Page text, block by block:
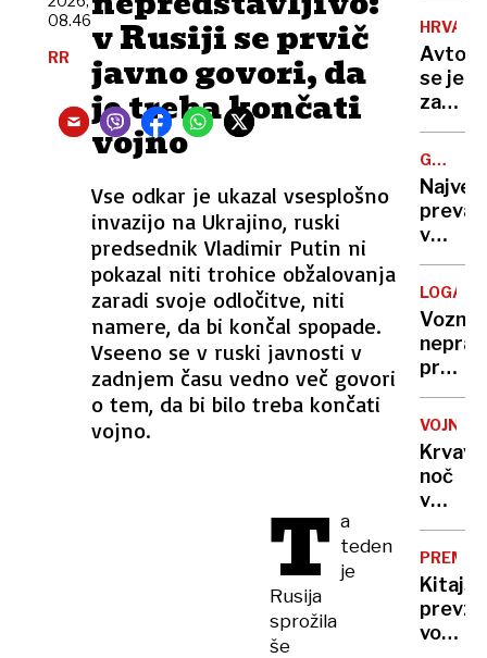
v Rusiji se prvič
javno govori, da
je treba končati
vojno
Vse odkar je ukazal vsesplošno
invazijo na Ukrajino, ruski
predsednik Vladimir Putin ni
pokazal niti trohice obžalovanja
zaradi svoje odločitve, niti
namere, da bi končal spopade.
Vseeno se v ruski javnosti v
zadnjem času vedno več govori
o tem, da bi bilo treba končati
vojno.
08.46
RR
T a
teden
je
Rusija
sprožila
še
izdelki
se je
vrnil
simbol
ki je
zdaj
višji
se je
na
rampi
potniki
so
ga
tresli
in
GREGOR
v
ljudem
državo,
ki
sploh
ni
je
VOJNA
Krvava
noč
v
rakete
ubijale
v
droni
PREMIK
vodilno